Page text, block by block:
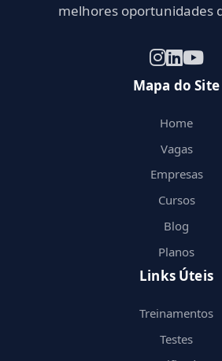
melhores oportunidades
Mapa do Site
Home
Vagas
Empresas
Cursos
Blog
Planos
Links Úteis
Treinamentos
Testes